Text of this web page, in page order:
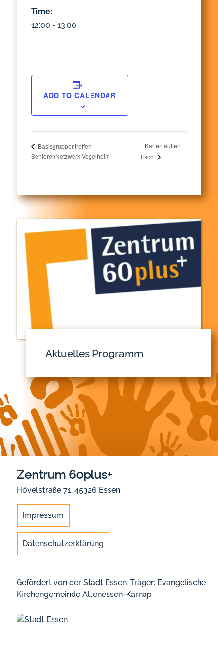
Time:
12:00 - 13:00
ADD TO CALENDAR
Basisgruppentreffen
SeniorenNetzwerk Vogelheim
Karten auffen
Tisch
Aktuelles Programm
Zentrum 60plus+
Hövelstraße 71, 45326 Essen
Impressum
Datenschutzerklärung
Gefördert von der Stadt Essen. Träger: Evangelische
Kirchengemeinde Altenessen-Karnap